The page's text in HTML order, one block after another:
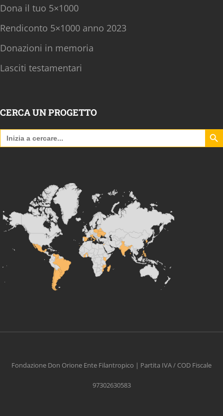
Dona il tuo 5×1000
Rendiconto 5×1000 anno 2023
Donazioni in memoria
Lasciti testamentari
CERCA UN PROGETTO
Search
for:
Search
Fondazione Don Orione Ente Filantropico | Partita IVA / COD Fiscale
97302630583